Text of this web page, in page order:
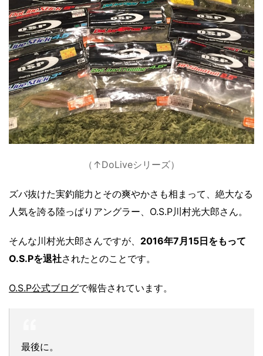
（↑DoLiveシリーズ）
ズバ抜けた実釣能力とその爽やかさも相まって、絶大なる
人気を誇る陸っぱりアングラー、O.S.P川村光大郎さん。
そんな川村光大郎さんですが、 2016年7月15日をもって
O.S.Pを退社されたとのことです。
O.S.P公式ブログで報告されています。
最後に。